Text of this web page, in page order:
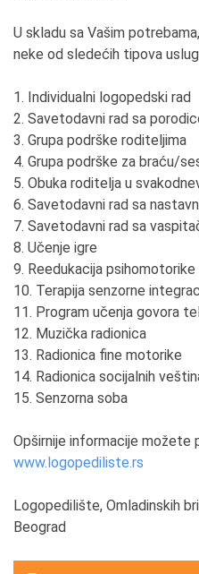
U skladu sa Vašim
neke od sledećih tipova
1. Individualni logopedski rad
2. Savetodavni rad sa
3. Grupa podrške roditeljima
4. Grupa podrške za braću/
5. Obuka roditelja u
6. Savetodavni rad sa
7. Savetodavni rad sa
8. Učenje igre
9. Reedukacija psihomotorike
10. Terapija senzorne
11. Program učenja govora
12. Muzička radionica
13. Radionica fine motorike
14. Radionica socijalnih
15. Senzorna soba
Opširnije informacije možete
www.logopediliste.rs
Logopedilište, Omladinskih
Beograd